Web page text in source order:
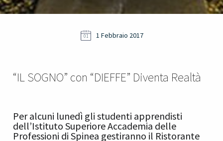
01 1 Febbraio 2017
“IL SOGNO” con “DIEFFE” Diventa Realtà
Per alcuni lunedì gli studenti apprendisti
dell’Istituto Superiore Accademia delle
Professioni di Spinea gestiranno il Ristorante